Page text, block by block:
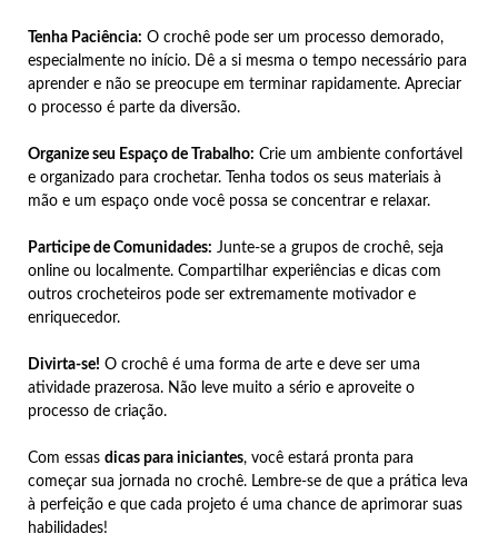
Tenha Paciência: O crochê pode ser um processo demorado,
especialmente no início. Dê a si mesma o tempo necessário para
aprender e não se preocupe em terminar rapidamente. Apreciar
o processo é parte da diversão.
Organize seu Espaço de Trabalho: Crie um ambiente confortável
e organizado para crochetar. Tenha todos os seus materiais à
mão e um espaço onde você possa se concentrar e relaxar.
Participe de Comunidades: Junte-se a grupos de crochê, seja
online ou localmente. Compartilhar experiências e dicas com
outros crocheteiros pode ser extremamente motivador e
enriquecedor.
Divirta-se! O crochê é uma forma de arte e deve ser uma
atividade prazerosa. Não leve muito a sério e aproveite o
processo de criação.
Com essas dicas para iniciantes, você estará pronta para
começar sua jornada no crochê. Lembre-se de que a prática leva
à perfeição e que cada projeto é uma chance de aprimorar suas
habilidades!